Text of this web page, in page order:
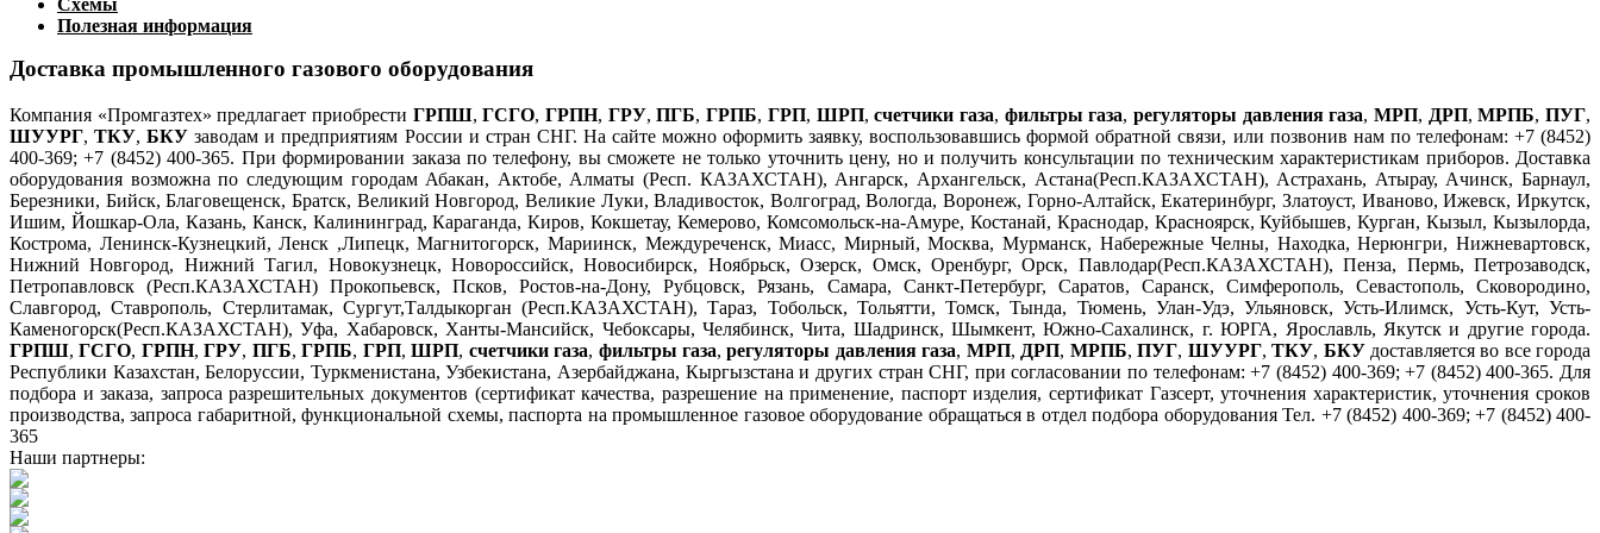
Полезная информация
Доставка промышленного газового оборудования
Компания «Промгазтех» предлагает приобрести ГРПШ,ГСГО,ГРПН, ГРУ,ПГБ,ГРПБ, ГРП, ШРП,счетчики газа, фильтры газа, регуляторы давления газа,МРП, ДРП,МРПБ,ПУГ,
ШУУРГ,ТКУ,БКУ заводам и предприятиям России и стран СНГ. На сайте можно оформить заявку, воспользовавшись формой обратной связи, или позвонив нам по телефонам: +7 (8452)
400-369; +7 (8452) 400-365. При формировании заказа по телефону, вы сможете не только уточнить цену, но и получить консультации по техническим характеристикам приборов. Доставка
оборудования возможна по следующим городам Абакан, Актобе, Алматы (Респ. КАЗАХСТАН), Ангарск, Архангельск, Астана(Респ.КАЗАХСТАН), Астрахань, Атырау, Ачинск, Барнаул,
Березники, Бийск, Благовещенск, Братск, Великий Новгород, Великие Луки, Владивосток, Волгоград, Вологда, Воронеж, Горно-Алтайск, Екатеринбург, Златоуст, Иваново, Ижевск, Иркутск,
Ишим, Йошкар-Ола, Казань, Канск, Калининград, Караганда, Киров, Кокшетау, Кемерово, Комсомольск-на-Амуре, Костанай, Краснодар, Красноярск, Куйбышев, Курган, Кызыл, Кызылорда,
Кострома, Ленинск-Кузнецкий, Ленск ,Липецк, Магнитогорск, Мариинск, Междуреченск, Миасс, Мирный, Москва, Мурманск, Набережные Челны, Находка, Нерюнгри, Нижневартовск,
Нижний Новгород, Нижний Тагил, Новокузнецк, Новороссийск, Новосибирск, Ноябрьск, Озерск, Омск, Оренбург, Орск, Павлодар(Респ.КАЗАХСТАН), Пенза, Пермь, Петрозаводск,
Петропавловск (Респ.КАЗАХСТАН) Прокопьевск, Псков, Ростов-на-Дону, Рубцовск, Рязань, Самара, Санкт-Петербург, Саратов, Саранск, Симферополь, Севастополь, Сковородино,
Славгород, Ставрополь, Стерлитамак, Сургут,Талдыкорган (Респ.КАЗАХСТАН), Тараз, Тобольск, Тольятти, Томск, Тында, Тюмень, Улан-Удэ, Ульяновск, Усть-Илимск, Усть-Кут, Усть-
Каменогорск(Респ.КАЗАХСТАН), Уфа, Хабаровск, Ханты-Мансийск, Чебоксары, Челябинск, Чита, Шадринск, Шымкент, Южно-Сахалинск, г. ЮРГА, Ярославль, Якутск и другие города.
ГРПШ,ГСГО, ГРПН,ГРУ, ПГБ,ГРПБ, ГРП,ШРП, счетчики газа, фильтры газа,регуляторы давления газа, МРП, ДРП, МРПБ,ПУГ, ШУУРГ,ТКУ, БКУдоставляется во все города
Республики Казахстан, Белоруссии, Туркменистана, Узбекистана, Азербайджана, Кыргызстана и других стран СНГ, при согласовании по телефонам: +7 (8452) 400-369; +7 (8452) 400-365. Для
подбора и заказа, запроса разрешительных документов (сертификат качества, разрешение на применение, паспорт изделия, сертификат Газсерт, уточнения характеристик, уточнения сроков
производства, запроса габаритной, функциональной схемы, паспорта на промышленное газовое оборудование обращаться в отдел подбора оборудования Тел. +7 (8452) 400-369; +7 (8452) 400-
365
Наши партнеры: